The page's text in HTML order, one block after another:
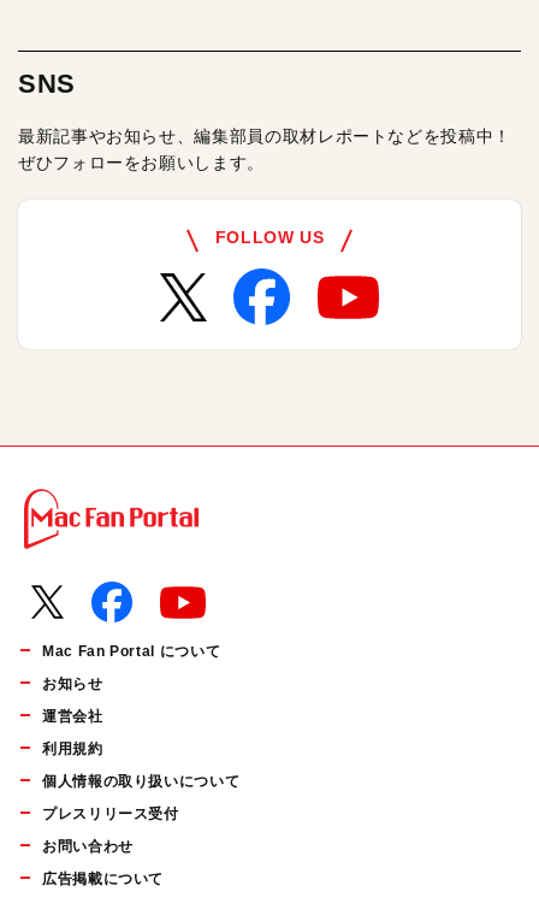
SNS
最新記事やお知らせ、編集部員の取材レポートなどを投稿中！
ぜひフォローをお願いします。
FOLLOW US
Mac Fan Portal について
お知らせ
運営会社
利用規約
個人情報の取り扱いについて
プレスリリース受付
お問い合わせ
広告掲載について